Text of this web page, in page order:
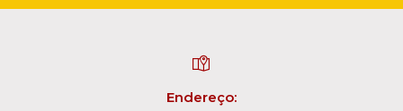
Endereço: